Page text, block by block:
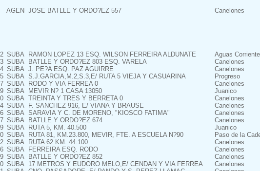
AGEN JOSE BATLLE Y ORDO?EZ 557 Canelones
2 SUBA RAMON LOPEZ 13 ESQ. WILSON FERREIRA ALDUNATE Aguas
3 SUBA BATLLE Y ORDO?EZ 803 ESQ. VARELA Canelones
4 SUBA J. PE?A ESQ. PAZ AGUIRRE Canelones
5 SUBA S.J.GARCIA,M.2,S.3,E/ RUTA 5 VIEJA Y CASUARINA Progreso
7 SUBA RODO Y VIA FERREA 0 Canelones
9 SUBA MEVIR N? 1 CASA 13050 Juanico
SUBA TREINTA Y TRES Y BERRETA 0 Canelones
SUBA F. SANCHEZ 916, E/ VIANA Y BRAUSE Canelones
SUBA SARAVIA Y C. DE MORENO, "KIOSCO FATIMA" Canelones
SUBA BATLLE Y ORDO?EZ 674 Canelones
SUBA RUTA 5, KM. 40.500 Juanico
SUBA RUTA 81, KM.23.800, MEVIR, FTE. A ESCUELA N?90 Paso de la
SUBA RUTA 62 KM. 44.100 Canelones
SUBA FERREIRA ESQ. RODO Canelones
SUBA BATLLE Y ORDO?EZ 852 Canelones
SUBA 17 METROS Y EUDORO MELO,E/ CENDAN Y VIA FERREA Canelones